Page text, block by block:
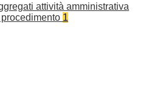
attività amministrativa
1